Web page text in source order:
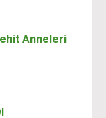
Anneleri